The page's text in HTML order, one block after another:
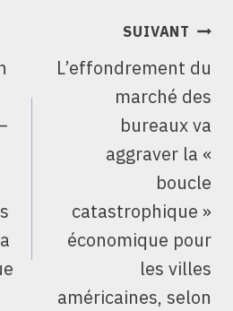
SUIVANT
L’effondrement du
marché des
bureaux va
aggraver la «
boucle
catastrophique »
économique pour
les villes
américaines, selon